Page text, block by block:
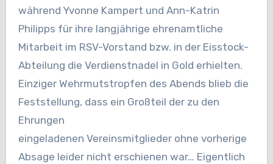
während Yvonne Kampert und Ann-Katrin
Philipps für ihre langjährige ehrenamtliche
Mitarbeit im RSV-Vorstand bzw. in der Eisstock-
Abteilung die Verdienstnadel in Gold erhielten.
Einziger Wehrmutstropfen des Abends blieb die
Feststellung, dass ein Großteil der zu den
Ehrungen
eingeladenen Vereinsmitglieder ohne vorherige
Absage leider nicht erschienen war… Eigentlich